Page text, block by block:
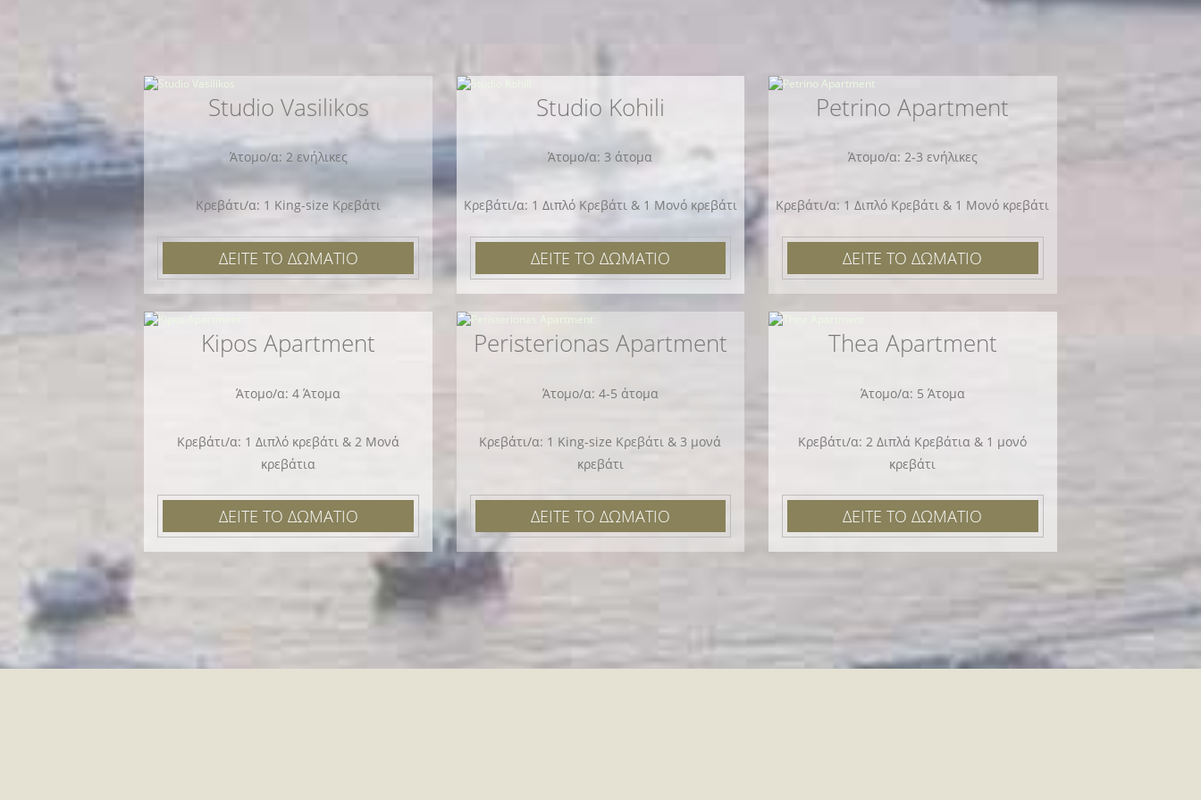
Studio Vasilikos
Άτομο/α: 2 ενήλικες
Κρεβάτι/α: 1 King-size Κρεβάτι
ΔΕΙΤΕ ΤΟ ΔΩΜΑΤΙΟ
Studio Kohili
Άτομο/α: 3 άτομα
Κρεβάτι/α: 1 Διπλό Κρεβάτι & 1 Μονό κρεβάτι
ΔΕΙΤΕ ΤΟ ΔΩΜΑΤΙΟ
Petrino Apartment
Άτομο/α: 2-3 ενήλικες
Κρεβάτι/α: 1 Διπλό Κρεβάτι & 1 Μονό κρεβάτι
ΔΕΙΤΕ ΤΟ ΔΩΜΑΤΙΟ
Kipos Apartment
Άτομο/α: 4 Άτομα
Κρεβάτι/α: 1 Διπλό κρεβάτι & 2 Mονά
κρεβάτια
ΔΕΙΤΕ ΤΟ ΔΩΜΑΤΙΟ
Peristerionas Apartment
Άτομο/α: 4-5 άτομα
Κρεβάτι/α: 1 King-size Κρεβάτι & 3 μονά
κρεβάτι
ΔΕΙΤΕ ΤΟ ΔΩΜΑΤΙΟ
Thea Apartment
Άτομο/α: 5 Άτομα
Κρεβάτι/α: 2 Διπλά Κρεβάτια & 1 μονό
κρεβάτι
ΔΕΙΤΕ ΤΟ ΔΩΜΑΤΙΟ